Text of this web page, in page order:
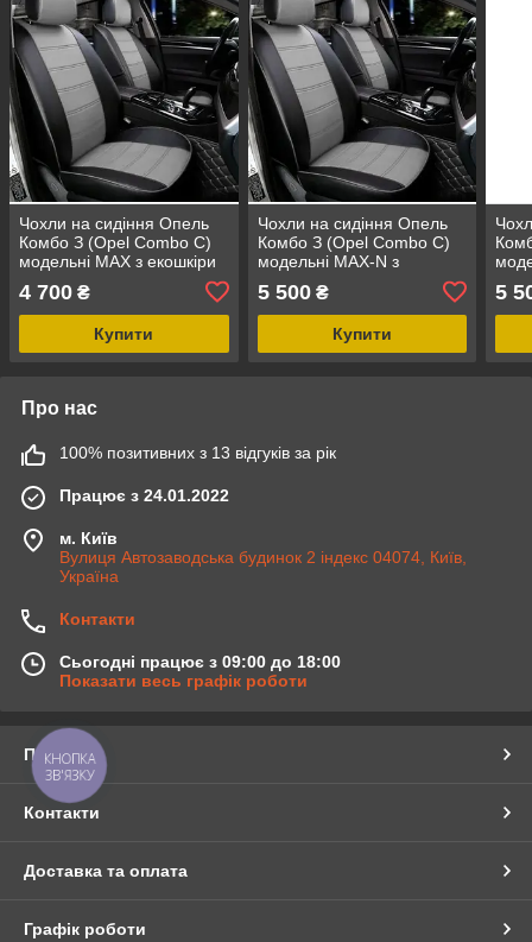
Чохли на сидіння Опель
Комбо З (Opel Combo C)
модельні MAX з екошкіри
4 700 ₴
Купити
Чохли на сидіння Опель
Комбо З (Opel Combo C)
модельні MAX-N з
графіт
5 500₴
Купити
5
Про нас
100% позитивних з 13 відгуків за рік
Працює з 24.01.2022
м. Київ
Вулиця Автозаводська будинок 2 індекс 04074, Київ,
Україна
Контакти
Сьогодні працює з 09:00 до 18:00
Показати весь графік роботи
Про нас
Контакти
Доставка та оплата
Графік роботи
КНОПКА
ЗВ'ЯЗКУ